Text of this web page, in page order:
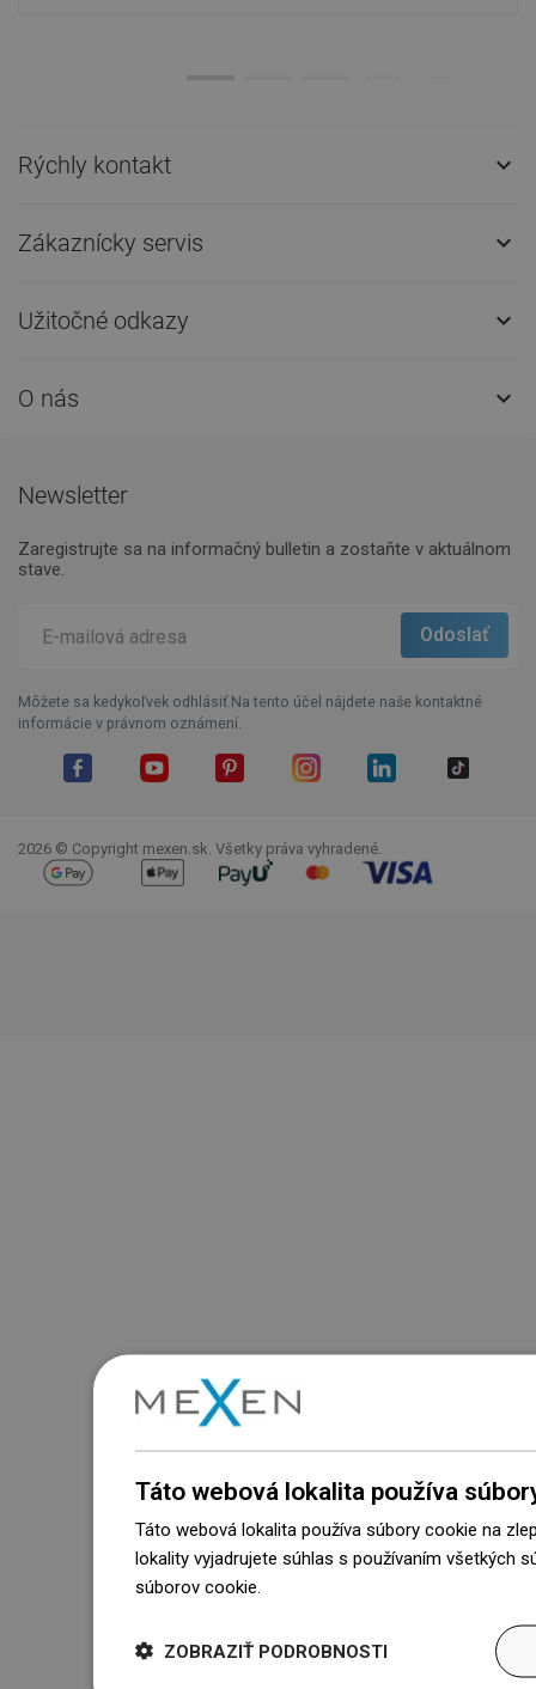
Rýchly kontakt 
Zákaznícky servis 
Užitočné odkazy 
O nás 
Newsletter
Zaregistrujte sa na informačný bulletin a zostaňte v aktuálnom
stave.
Môžete sa kedykoľvek odhlásiť.Na tento účel nájdete naše kontaktné
informácie v právnom oznámení.
2026 © Copyright mexen.sk. Všetky práva vyhradené.
Táto webová lokalita používa
Táto webová lokalita používa súbory cookie na
lokality vyjadrujete súhlas s používaním všetkých
súborov cookie.
ZOBRAZIŤ PODROBNOSTI